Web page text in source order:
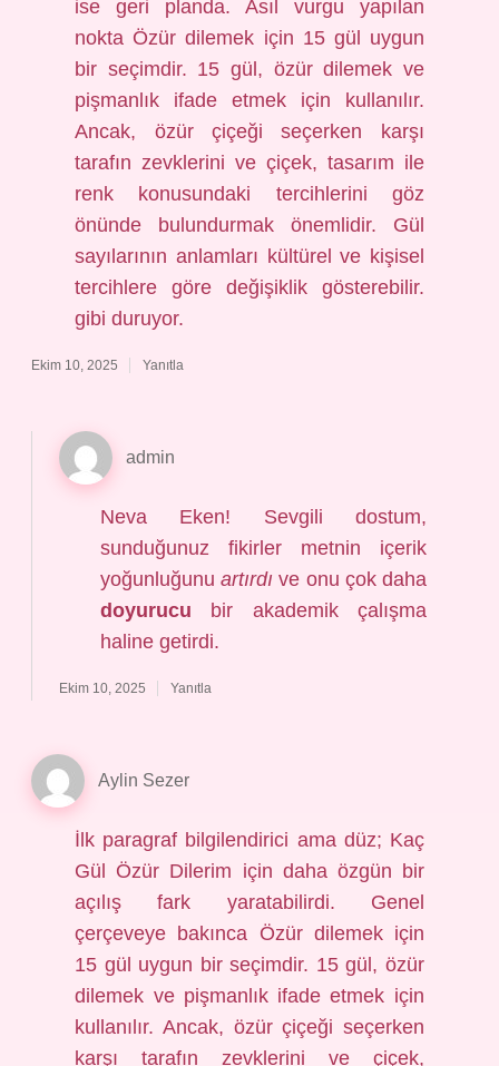
ise geri planda. Asıl vurgu yapılan
nokta Özür dilemek için 15 gül uygun
bir seçimdir. 15 gül, özür dilemek ve
pişmanlık ifade etmek için kullanılır.
Ancak, özür çiçeği seçerken karşı
tarafın zevklerini ve çiçek, tasarım ile
renk konusundaki tercihlerini göz
önünde bulundurmak önemlidir. Gül
sayılarının anlamları kültürel ve kişisel
tercihlere göre değişiklik gösterebilir.
gibi duruyor.
Ekim 10, 2025 Yanıtla
admin
Neva Eken! Sevgili dostum,
sunduğunuz fikirler metnin içerik
yoğunluğunuartırdı ve onu çok daha
doyurucu bir akademik çalışma
haline getirdi.
Ekim 10, 2025 Yanıtla
Aylin Sezer
İlk paragraf bilgilendirici ama düz; Kaç
Gül Özür Dilerim için daha özgün bir
açılış fark yaratabilirdi. Genel
çerçeveye bakınca Özür dilemek için
15 gül uygun bir seçimdir. 15 gül, özür
dilemek ve pişmanlık ifade etmek için
kullanılır. Ancak, özür çiçeği seçerken
karşı tarafın zevklerini ve çiçek,